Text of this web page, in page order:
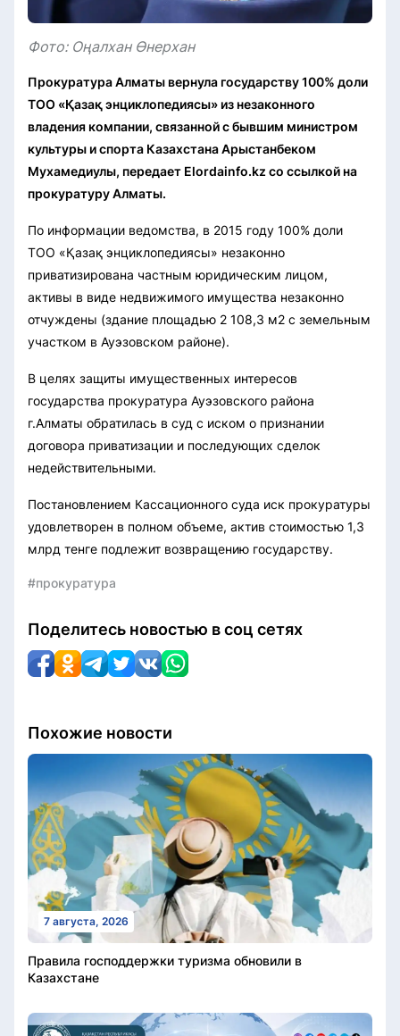
Фото: Оңалхан Өнерхан
Прокуратура Алматы вернула государству 100% доли
ТОО «Қазақ энциклопедиясы» из незаконного
владения компании, связанной с бывшим министром
культуры и спорта Казахстана Арыстанбеком
Мухамедиулы, передает Elordainfo.kz со ссылкой на
прокуратуру Алматы.
По информации ведомства, в 2015 году 100% доли
ТОО «Қазақ энциклопедиясы» незаконно
приватизирована частным юридическим лицом,
активы в виде недвижимого имущества незаконно
отчуждены (здание площадью 2 108,3 м2 с земельным
участком в Ауэзовском районе).
В целях защиты имущественных интересов
государства прокуратура Ауэзовского района
г.Алматы обратилась в суд с иском о признании
договора приватизации и последующих сделок
недействительными.
Постановлением Кассационного суда иск прокуратуры
удовлетворен в полном объеме, актив стоимостью 1,3
млрд тенге подлежит возвращению государству.
#прокуратура
Поделитесь новостью в соц сетях
Похожие новости
7 августа, 2026
Правила господдержки туризма обновили в
Казахстане